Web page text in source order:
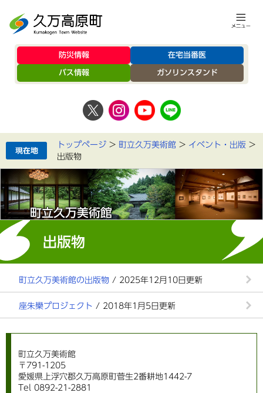
防災情報 在宅当番医
バス情報 ガソリンスタンド
トップページ > 町立久万美術館 > イベント・出版 >
出版物
町立久万美術館
出版物
町立久万美術館の出版物 / 2025年12月10日更新
座朱欒プロジェクト / 2018年1月5日更新
町立久万美術館
〒791-1205
愛媛県上浮穴郡久万高原町菅生2番耕地1442-7
Tel 0892-21-2881